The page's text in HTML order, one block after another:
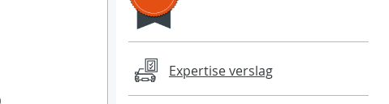
Expertise verslag